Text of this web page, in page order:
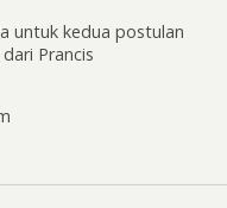
untuk kedua postulan
Prancis